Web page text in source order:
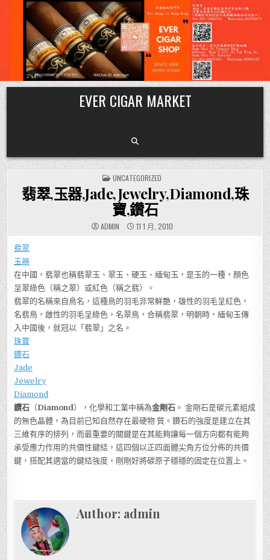
Skip
to
content
EVER CIGAR MARKET
POSTED
IN
UNCATEGORIZED
翡翠,玉器,Jade,Jewelry,Diamond,珠
寶,鑽石
ADMIN 11 1 月, 2010
翡翠
玉器
在中國，翡翠也稱翡翠玉、翠玉、硬玉、緬甸玉，是玉的一種，顏色
呈翠綠色（稱之翠）或紅色（稱之翡）。
翡翠的名稱來自鳥名，這種鳥的羽毛非常鮮艷，雄性的羽毛呈紅色，
名翡鳥，雌性的羽毛呈綠色，名翠鳥，合稱翡翠，明朝時，緬甸玉傳
入中國後，就冠以「翡翠」之名。
珠寶
鑽石
Jade
Jewelry
Diamond
鑽石 （Diamond），化學和工業中稱為金剛石 。 金剛石是碳元素組成
的無色晶體，為目前已知自然存在最硬物 質。鑽石的強度是建立在其
三維有序的排列，而最重要的關鍵是在其能夠讓每一個方向都有能夠
承受應力作用的共價性鍵結，這四個以正四面體尖角方位分佈的共價
鍵，搭配其適當的鍵結強度，剛剛好將碳原子穩穩的固定在位置上。
Author: admin